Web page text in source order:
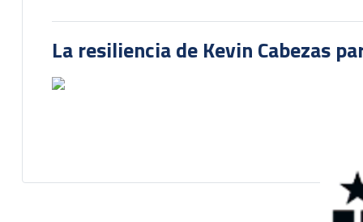
La resiliencia de Kevin Cabezas